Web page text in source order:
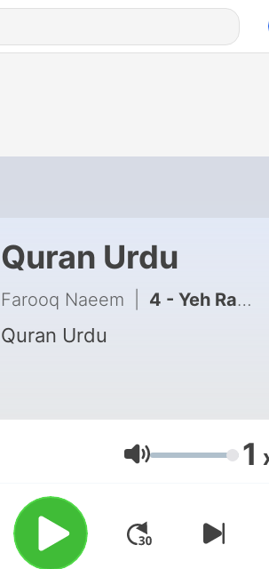
Quran Urdu
Farooq Naeem 4 - Yeh Radio Rome tha, Mazeed Himaqtain Shafiq Ur Rehman
Quran Urdu
Lydstyrke 1